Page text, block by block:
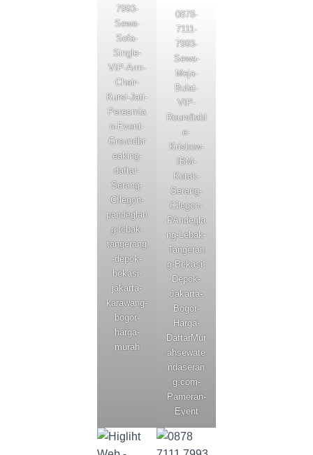
7993-
Sewa-
Sofa-
Single-
VIP-Arm-
Chair-
Kursi-Jati-
Peresmia
n-Event-
Groundbr
eaking-
daftar-
Serang-
CIlegon-
pandeglan
g-lebak-
tangerang
-depok-
bekasi-
jakarta-
karawang-
bogor-
harga-
murah
0878-
7111-
7993-
Sewa-
Meja-
Bulat-
VIP-
Roundtabl
e-
Krisbow-
IBM-
Kotak-
Serang-
Cilegon-
PAndegla
ng-Lebak-
Tangeran
g-Bekasi-
Depok-
Jakarta-
Bogor-
Harga-
DaftarMur
ahsewate
ndaseran
g.com-
Pameran-
Event